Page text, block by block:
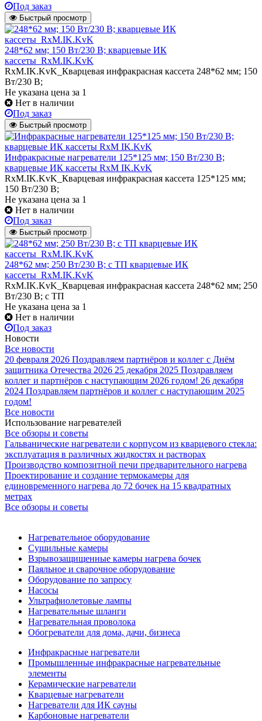
Под заказ
Быстрый просмотр
248*62 мм; 150 Вт/230 В; кварцевые ИК
кассеты_RxM.IK.KvK
RxM.IK.KvK_Кварцевая инфракрасная кассета 248*62 мм; 150
Вт/230 В;
Не указана цена за 1
Нет в наличии
Под заказ
Быстрый просмотр
Инфракрасные нагреватели 125*125 мм; 150 Вт/230 В;
кварцевые ИК кассеты RxM IK.KvK
RxM.IK.KvK_Кварцевая инфракрасная кассета 125*125 мм;
150 Вт/230 В;
Не указана цена за 1
Нет в наличии
Под заказ
Быстрый просмотр
248*62 мм; 250 Вт/230 В; с ТП кварцевые ИК
кассеты_RxM.IK.KvK
RxM.IK.KvK_Кварцевая инфракрасная кассета 248*62 мм; 250
Вт/230 В; с ТП
Не указана цена за 1
Нет в наличии
Под заказ
Новости
Все новости
20 февраля 2026 Поздравляем партнёров и коллег с Днём
защитника Отечества 2026 25 декабря 2025 Поздравляем
коллег и партнёров с наступающим 2026 годом! 26 декабря
2024 Поздравляем партнёров и коллег с наступающим 2025
годом!
Все новости
Использование нагревателей
Все обзоры и советы
Гальванические нагреватели с корпусом из кварцевого стекла:
эксплуатация в различных жидкостях и растворах
Производство композитной печи предварительного нагрева
Проектирование и создание термокамеры для
единовременного нагрева до 72 бочек на 15 квадратных
метрах
Все обзоры и советы
Нагревательное оборудование
Сушильные камеры
Взрывозащищенные камеры нагрева бочек
Паяльное и сварочное оборудование
Оборудование по запросу
Насосы
Ультрафиолетовые лампы
Нагревательные шланги
Нагревательная проволока
Обогреватели для дома, дачи, бизнеса
Инфракрасные нагреватели
Промышленные инфракрасные нагревательные
элементы
Керамические нагреватели
Кварцевые нагреватели
Нагреватели для ИК сауны
Карбоновые нагреватели